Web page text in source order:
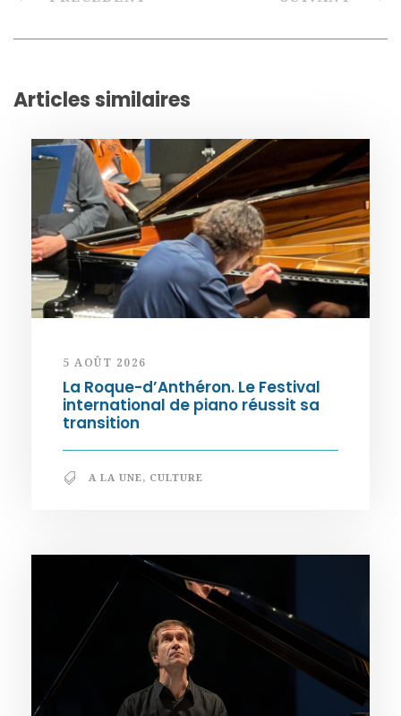
Articles similaires
5 AOÛT 2026
La Roque-d’Anthéron. Le Festival
international de piano réussit sa
transition
A LA UNE, CULTURE